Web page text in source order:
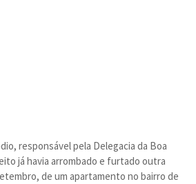
responsável pela Delegacia da Boa
já havia arrombado e furtado outra
de um apartamento no bairro de